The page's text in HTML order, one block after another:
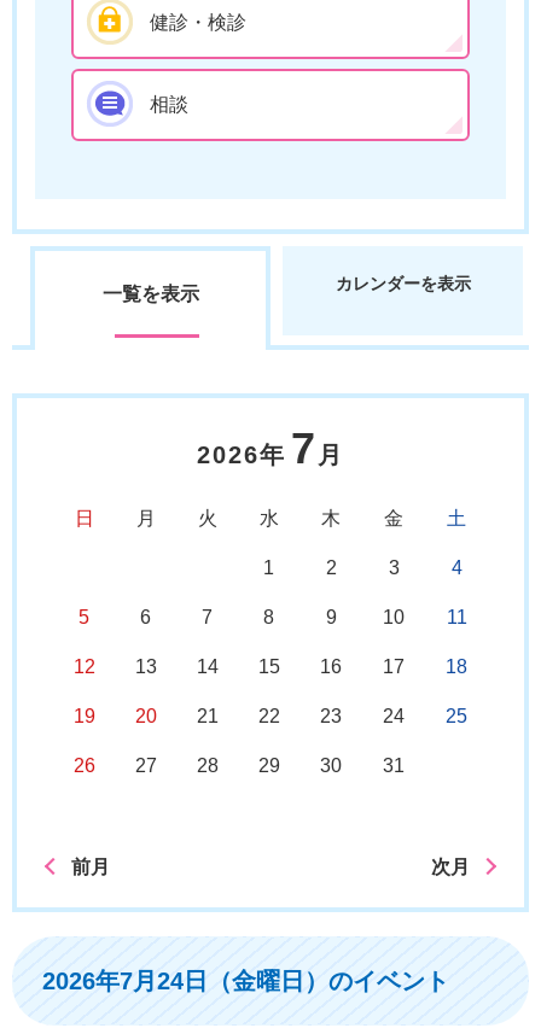
健診・検診
相談
一覧を表示 カレンダーを表示
2026年 7 月
日 月 火 水 木 金 土
1 2 3 4
5 6 7 8 9 10 11
12 13 14 15 16 17 18
19 20 21 22 23 24 25
26 27 28 29 30 31
前月 次月
2026年7月24日（金曜日）のイベント